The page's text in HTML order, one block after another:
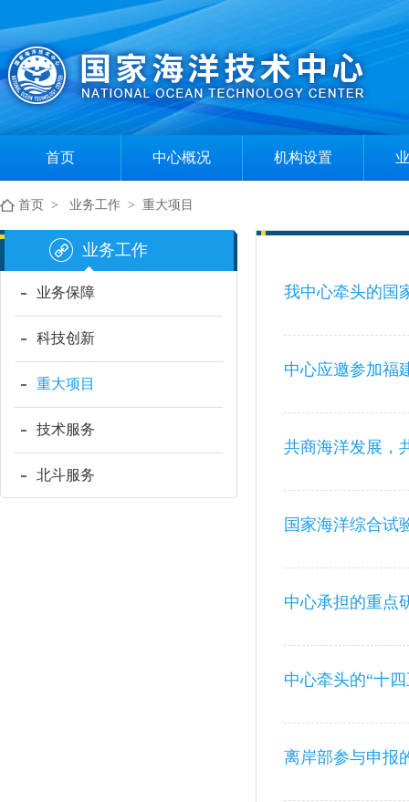
首页 中心概况
中心简介
机构设置
首页 > 业务工作 > 重大项目
业务工作
业务保障
科技创新
重大项目
技术服务
北斗服务
我中心牵头的国
中心应邀参加福
共商海洋发展，
国家海洋综合试
离岸部参与申报